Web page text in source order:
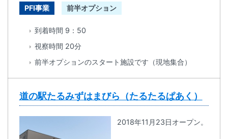
PFI事業 前半オプション
到着時間 9：50
視察時間 20分
前半オプションのスタート施設です（現地集合）
道の駅たるみずはまびら（たるたるぱあく）
2018年11月23日オープン。